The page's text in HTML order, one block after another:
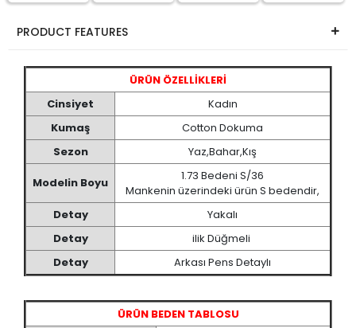
PRODUCT FEATURES
ÜRÜN ÖZELLİKLERİ
Cinsiyet
Kadın
Kumaş
Cotton Dokuma
Sezon
Yaz,Bahar,Kış
Modelin Boyu
1.73 Bedeni S/36
Mankenin üzerindeki ürün S bedendir,
Detay
Yakalı
Detay
ilik Düğmeli
Detay
Arkası Pens Detaylı
ÜRÜN BEDEN TABLOSU